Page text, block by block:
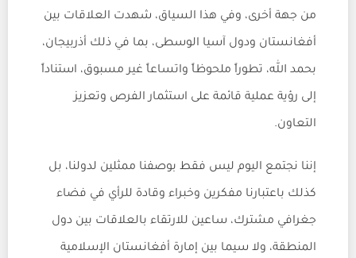
من جهة أخرى، وفي هذا السياق، شهدت العلاقات بين
أفغانستان ودول آسيا الوسطى، بما في ذلك أذربيجان،
بحمد الله، تطوراً ملحوظاً واتساعاً غير مسبوق، استناداً
إلى رؤية عملية قائمة على استثمار الفرص وتعزيز
التعاون.
إننا نجتمع اليوم ليس فقط بوصفنا ممثلين لدولنا، بل
كذلك باعتبارنا مفكرين وخبراء وقادة للرأي في فضاء
جغرافي مشترك، ساعين للارتقاء بالعلاقات بين دول
المنطقة، ولا سيما بين إمارة أفغانستان الإسلامية